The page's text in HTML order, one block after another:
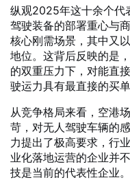
纵观2025年这十余个代
驾驶装备的部署重心与
核心刚需场景，其中又
地位。这背后反映的是
的双重压力下，对能直
驶运力具有最直接的买单
从竞争格局来看，空港
苛，对无人驾驶车辆的
力提出了极高要求，行
业化落地运营的企业并
技是当前的代表性企业。